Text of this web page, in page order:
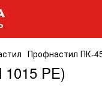
Профнастил ПК-
PE)